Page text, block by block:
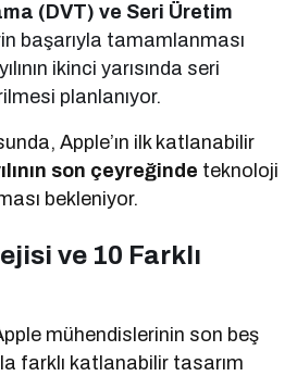
(DVT) ve Seri Üretim
başarıyla tamamlanması
ikinci yarısında seri
planlanıyor.
Apple’ın ilk katlanabilir
son çeyreğinde teknoloji
bekleniyor.
ve 10 Farklı
mühendislerinin son beş
farklı katlanabilir tasarım